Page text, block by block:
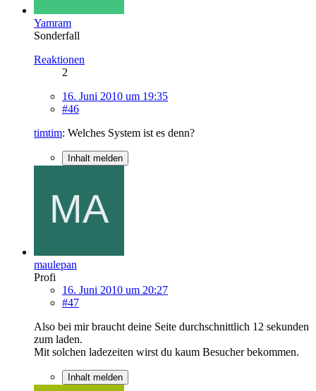
Yamram
Sonderfall
Reaktionen
2
16. Juni 2010 um 19:35
#46
timtim: Welches System ist es denn?
Inhalt melden
maulepan
Profi
16. Juni 2010 um 20:27
#47
Also bei mir braucht deine Seite durchschnittlich 12 sekunden
zum laden.
Mit solchen ladezeiten wirst du kaum Besucher bekommen.
Inhalt melden